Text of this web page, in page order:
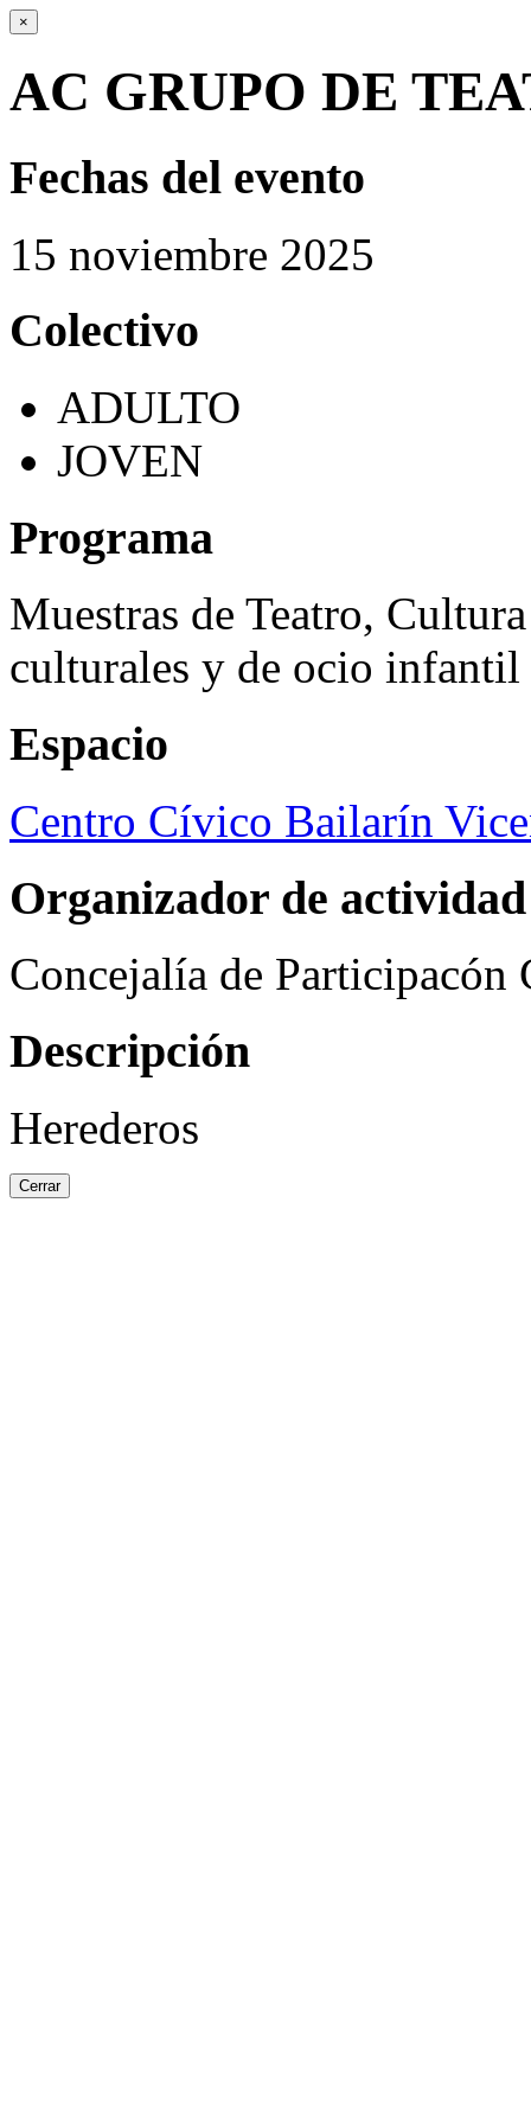
×
AC GRUPO DE
Fechas del evento
15 noviembre 2025
Colectivo
ADULTO
JOVEN
Programa
Muestras de Teatro,
culturales y de ocio infantil
Espacio
Centro Cívico Bailarín
Organizador de actividad
Concejalía de Participacón
Descripción
Herederos
Cerrar